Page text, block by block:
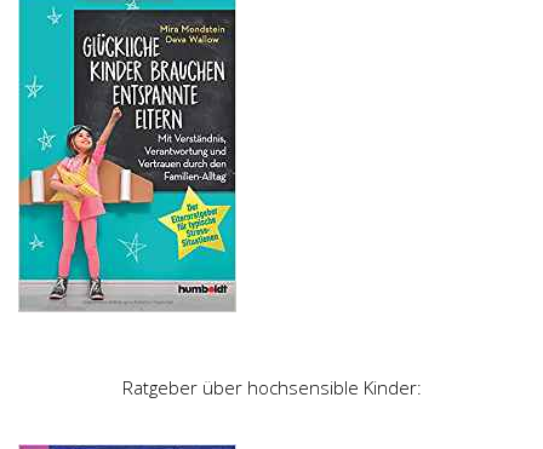
Ratgeber über hochsensible Kinder: